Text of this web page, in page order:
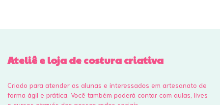
Ateliê e loja de costura criativa
Criado para atender as alunas e interessados em artesanato de
forma ágil e prática. Você também poderá contar com aulas, lives